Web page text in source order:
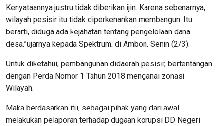
Kenyataannya justru tidak diberikan ijin. Karena sebenarnya,
wilayah pesisir itu tidak diperkenankan membangun. Itu
berarti, diduga ada kejahatan tentang pengelolaan dana
desa,”ujarnya kepada Spektrum, di Ambon, Senin (2/3).
Untuk diketahui, pembangunan didaerah pesisir, bertentangan
dengan Perda Nomor 1 Tahun 2018 menganai zonasi
Wilayah.
Maka berdasarkan itu, sebagai pihak yang dari awal
melakukan pelaporan terhadap dugaan korupsi DD Negeri